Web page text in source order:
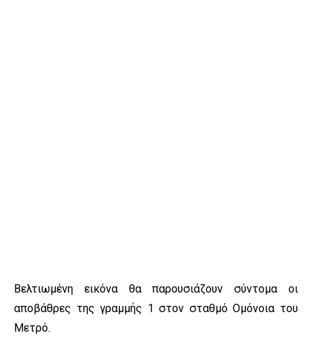
Βελτιωμένη εικόνα θα παρουσιάζουν σύντομα οι
αποβάθρες της γραμμής 1 στον σταθμό Ομόνοια του
Μετρό.